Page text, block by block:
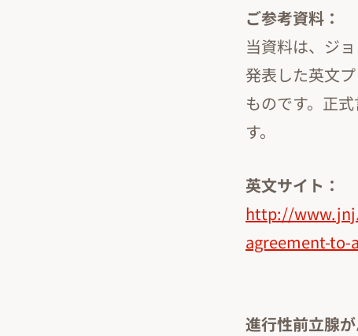
ご参考資料：
当資料は、ジ
発表した英文
ものです。正
す。
英文サイト：
http://
agreement-to-
進行性前立腺